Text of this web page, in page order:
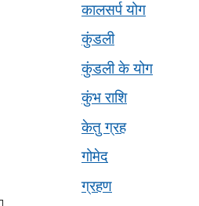
कालसर्प योग
कुंडली
कुंडली के योग
कुंभ राशि
केतु ग्रह
गोमेद
ग्रहण